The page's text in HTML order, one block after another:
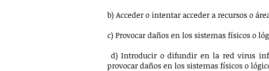
b) Acceder o intentar acceder a recursos o
c) Provocar daños en los sistemas físicos o
d) Introducir o difundir en la red virus
provocar daños en los sistemas físicos o